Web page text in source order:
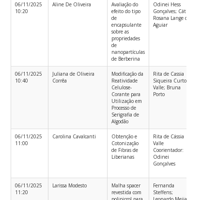
06/11/2025
10:20
Aline De Oliveira
Avaliação do
efeito do tipo
de
encapsulante
sobre as
propriedades
de
nanopartículas
de Berberina
Odinei Hess
Gonçalves; Cátia
Rosana Lange de
Aguiar
06/11/2025
10:40
Juliana de Oliveira
Corrêa
Modificação da
Reatividade
Celulose-
Corante para
Utilização em
Processo de
Serigrafia de
Algodão
Rita de Cassia
Siqueira Curto
Valle; Bruna
Porto
06/11/2025
11:00
Carolina Cavalcanti
Obtenção e
Cotonização
de Fibras de
Liberianas
Rita de Cássia
Valle
Coorientador:
Odinei
Gonçalves
06/11/2025
11:20
Larissa Modesto
Malha spacer
revestida com
Fernanda
Steffens;